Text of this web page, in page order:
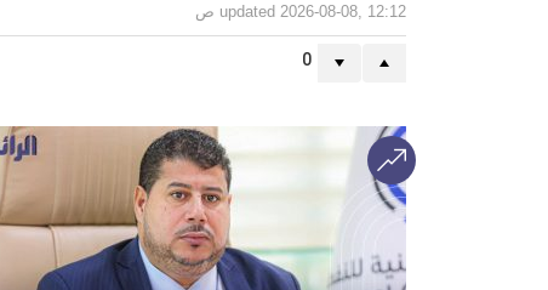
updated 2026-08-08, 12:12 ص
0